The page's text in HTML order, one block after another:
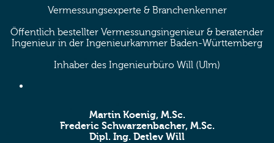
Vermessungsexperte & Branchenkenner
Öffentlich bestellter Vermessungsingenieur & beratender
Ingenieur in der Ingenieurkammer Baden-Württemberg
Inhaber des Ingenieurbüro Will (Ulm)
Martin Koenig, M.Sc.
Frederic Schwarzenbacher, M.Sc.
Dipl. Ing. Detlev Will